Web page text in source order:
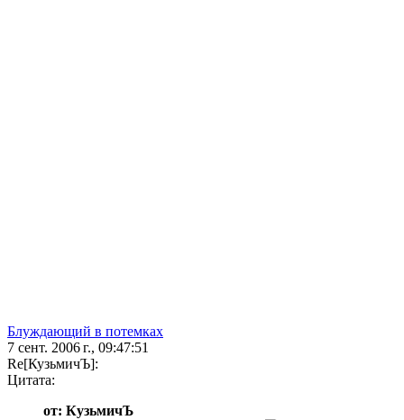
Блуждающий в потемках
7 сент. 2006 г., 09:47:51
Re[КузьмичЪ]:
Цитата:
от: КузьмичЪ